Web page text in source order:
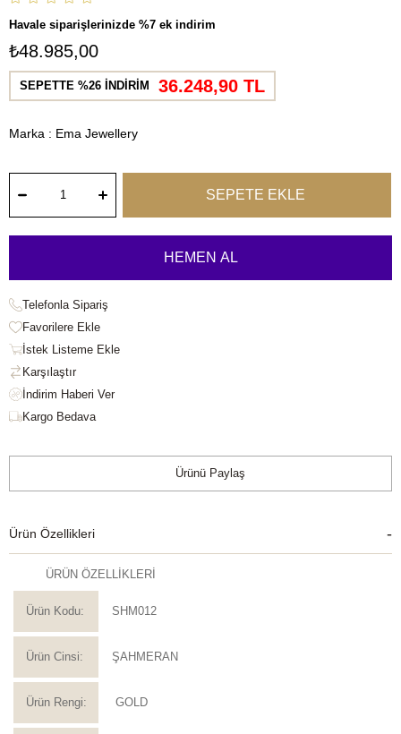
Havale siparişlerinizde %7 ek indirim
₺48.985,00
SEPETTE %26 İNDİRİM 36.248,90 TL
Marka : Ema Jewellery
Telefonla Sipariş
Favorilere Ekle
İstek Listeme Ekle
Karşılaştır
Kargo Bedava
Ürünü Paylaş
Ürün Özellikleri
ÜRÜN ÖZELLİKLERİ
Ürün Kodu: SHM012
Ürün Cinsi: ŞAHMERAN
Ürün Rengi: GOLD